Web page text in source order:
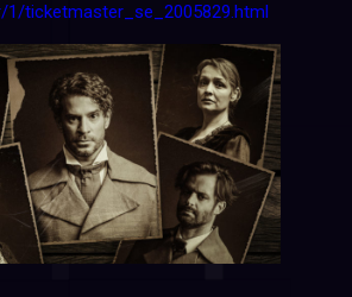
1/ticketmaster_se_2005829.html